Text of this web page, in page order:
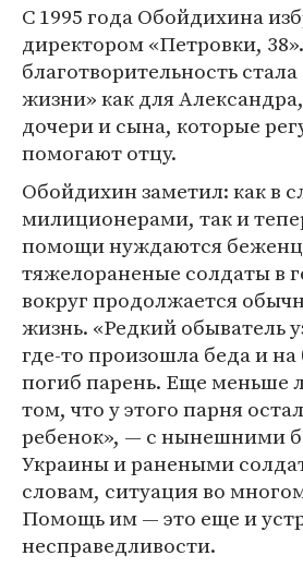
С 1995 года Обойдихина
директором «Петровки,
благотворительность
жизни» как для
дочери и сына, которые
помогают отцу.
Обойдихин заметил: как в
милиционерами, так и
помощи нуждаются
тяжелораненые солдаты в
вокруг продолжается
жизнь. «Редкий обыватель
где-то произошла беда и
погиб парень. Еще меньше
том, что у этого парня
ребенок», — с нынешними
Украины и ранеными
словам, ситуация во
Помощь им — это еще и
несправедливости.